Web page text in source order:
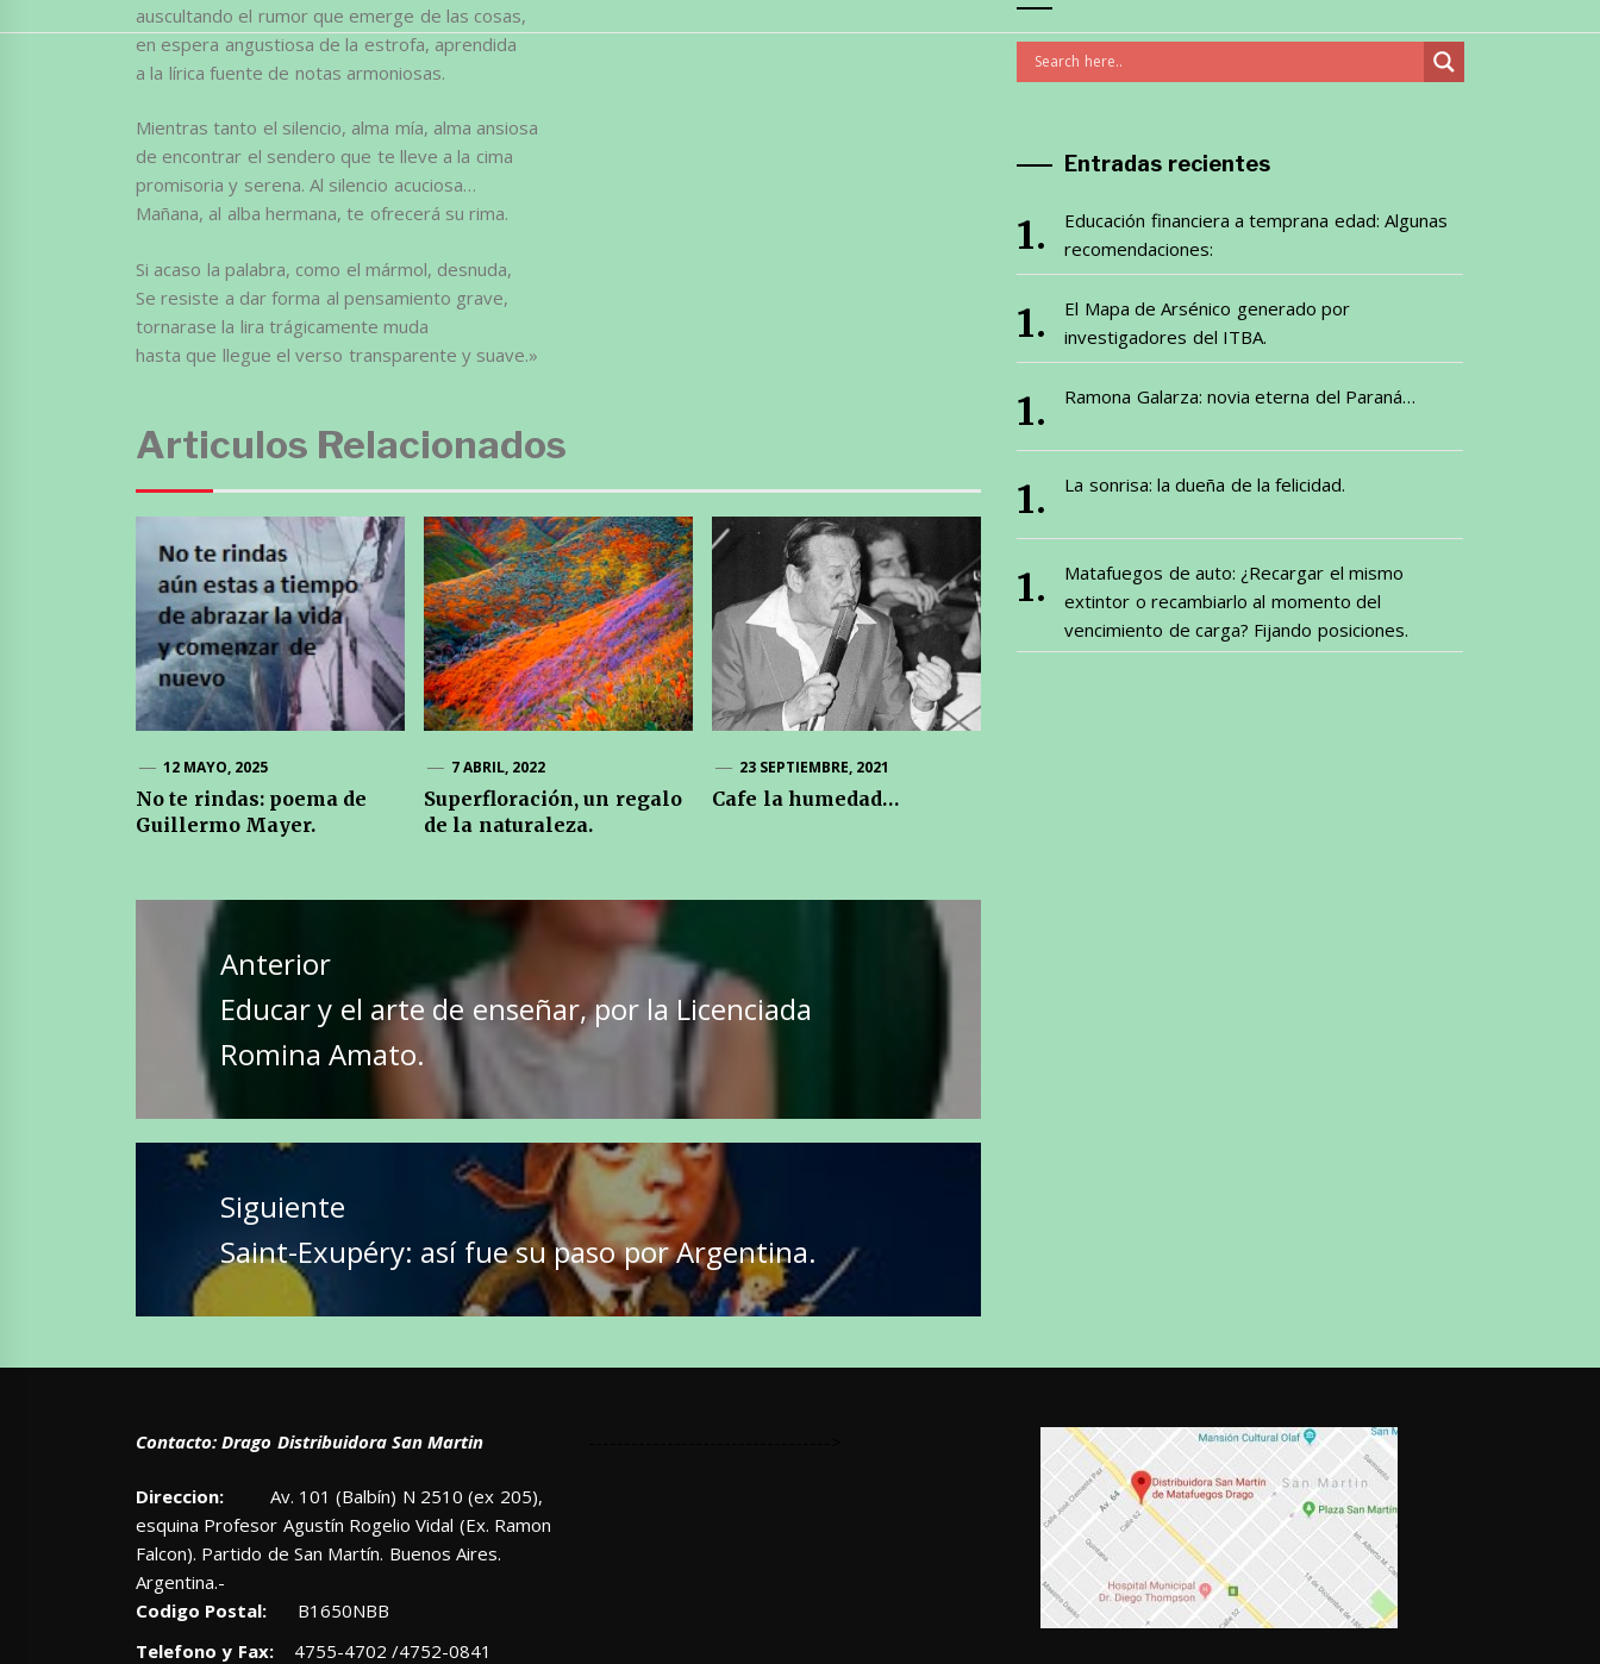
auscultando el rumor que emerge de las cosas,
en espera angustiosa de la estrofa, aprendida
a la lírica fuente de notas armoniosas.
Mientras tanto el silencio, alma mía, alma ansiosa
de encontrar el sendero que te lleve a la cima
promisoria y serena. Al silencio acuciosa…
Mañana, al alba hermana, te ofrecerá su rima.
Si acaso la palabra, como el mármol, desnuda,
Se resiste a dar forma al pensamiento grave,
tornarase la lira trágicamente muda
hasta que llegue el verso transparente y suave.»
Articulos Relacionados
12 MAYO, 2025
No te rindas: poema de
Guillermo Mayer.
7 ABRIL, 2022
Superfloración, un regalo
de la naturaleza.
23 SEPTIEMBRE, 2021
Cafe la humedad…
Navegación
entradas
Anterior
Entrada
anterior:
Educar y el arte de enseñar, por la Licenciada
Romina Amato.
Siguiente
Entrada
siguiente:
Saint-Exupéry: así fue su paso por Argentina.
Entradas recientes
Educación financiera a temprana edad: Algunas
recomendaciones:
El Mapa de Arsénico generado por
investigadores del ITBA.
Ramona Galarza: novia eterna del Paraná…
La sonrisa: la dueña de la felicidad.
Matafuegos de auto: ¿Recargar el mismo
extintor o recambiarlo al momento del
vencimiento de carga? Fijando posiciones.
Contacto: Drago Distribuidora San Martin
Direccion: Av. 101 (Balbín) N 2510 (ex 205),
esquina Profesor Agustín Rogelio Vidal (Ex. Ramon
Falcon). Partido de San Martín. Buenos Aires.
Argentina.-
Codigo Postal: B1650NBB
Telefono y Fax:4755-4702 /4752-0841